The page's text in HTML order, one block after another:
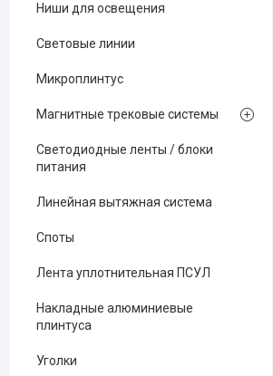
Ниши для освещения
Световые линии
Микроплинтус
Магнитные трековые системы
Светодиодные ленты / блоки
питания
Линейная вытяжная система
Споты
Лента уплотнительная ПСУЛ
Накладные алюминиевые
плинтуса
Уголки